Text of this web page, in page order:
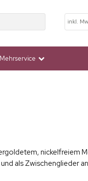
Mehrservice
nickelfreiem
und als Zwischenglieder an